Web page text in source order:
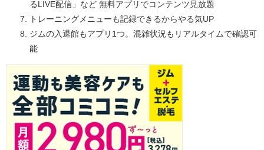
るLIVE配信」など 無料アプリでコンテンツ見放題
トレーニングメニューも記録できるからやる気UP
ジムの入退館もアプリ1つ。混雑状況もリアルタイムで確認可
能